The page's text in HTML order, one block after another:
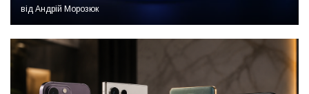
від Андрій Морозюк